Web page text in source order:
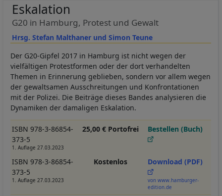
Hrsg. Stefan Malthaner und Simon Teune
Eskalation
G20 in Hamburg, Protest und Gewalt
Der G20-Gipfel 2017 in Hamburg ist nicht wegen der
vielfältigen Protestformen oder der dort verhandelten
Themen in Erinnerung geblieben, sondern vor allem wegen
der gewaltsamen Ausschreitungen und Konfrontationen
mit der Polizei. Die Beiträge dieses Bandes analysieren die
Dynamiken der damaligen Eskalation.
ISBN 978-3-86854-
373-5
1. Auflage 27.03.2023
25,00 € Portofrei Bestellen (Buch)
ISBN 978-3-86854-
373-5
1. Auflage 27.03.2023
Kostenlos Download (PDF)
von www.hamburger-
edition.de